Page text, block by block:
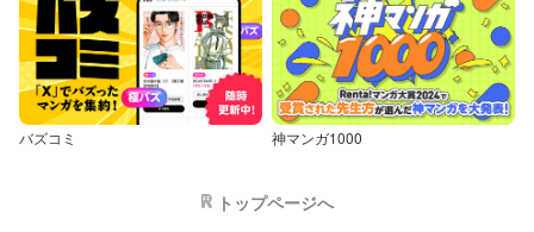
バズコミ 神マンガ1000
トップページへ